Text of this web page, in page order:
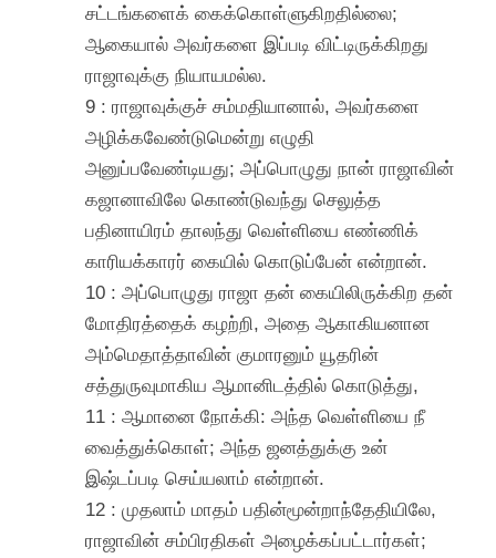
சட்டங்களைக் கைக்கொள்ளுகிறதில்லை;
ஆகையால் அவர்களை இப்படி விட்டிருக்கிறது
ராஜாவுக்கு நியாயமல்ல.
9 : ராஜாவுக்குச் சம்மதியானால், அவர்களை
அழிக்கவேண்டுமென்று எழுதி
அனுப்பவேண்டியது; அப்பொழுது நான் ராஜாவின்
கஜானாவிலே கொண்டுவந்து செலுத்த
பதினாயிரம் தாலந்து வெள்ளியை எண்ணிக்
காரியக்காரர் கையில் கொடுப்பேன் என்றான்.
10 : அப்பொழுது ராஜா தன் கையிலிருக்கிற தன்
மோதிரத்தைக் கழற்றி, அதை ஆகாகியனான
அம்மெதாத்தாவின் குமாரனும் யூதரின்
சத்துருவுமாகிய ஆமானிடத்தில் கொடுத்து,
11 : ஆமானை நோக்கி: அந்த வெள்ளியை நீ
வைத்துக்கொள்; அந்த ஜனத்துக்கு உன்
இஷ்டப்படி செய்யலாம் என்றான்.
12 : முதலாம் மாதம் பதின்மூன்றாந்தேதியிலே,
ராஜாவின் சம்பிரதிகள் அழைக்கப்பட்டார்கள்;